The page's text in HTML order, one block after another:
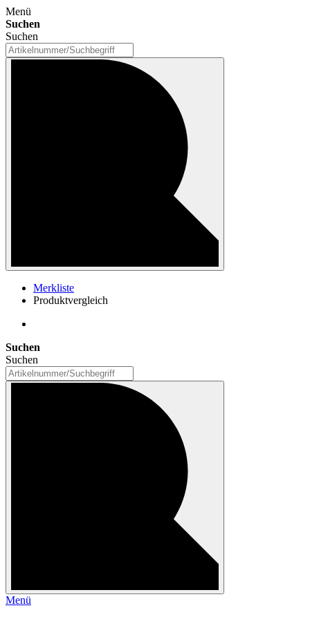
Menü
Suchen
Suchen
Merkliste
Produktvergleich
Suchen
Suchen
Menü